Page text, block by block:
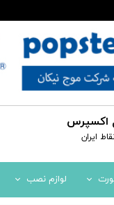
اکسپرس
ایران
لوازم نصب